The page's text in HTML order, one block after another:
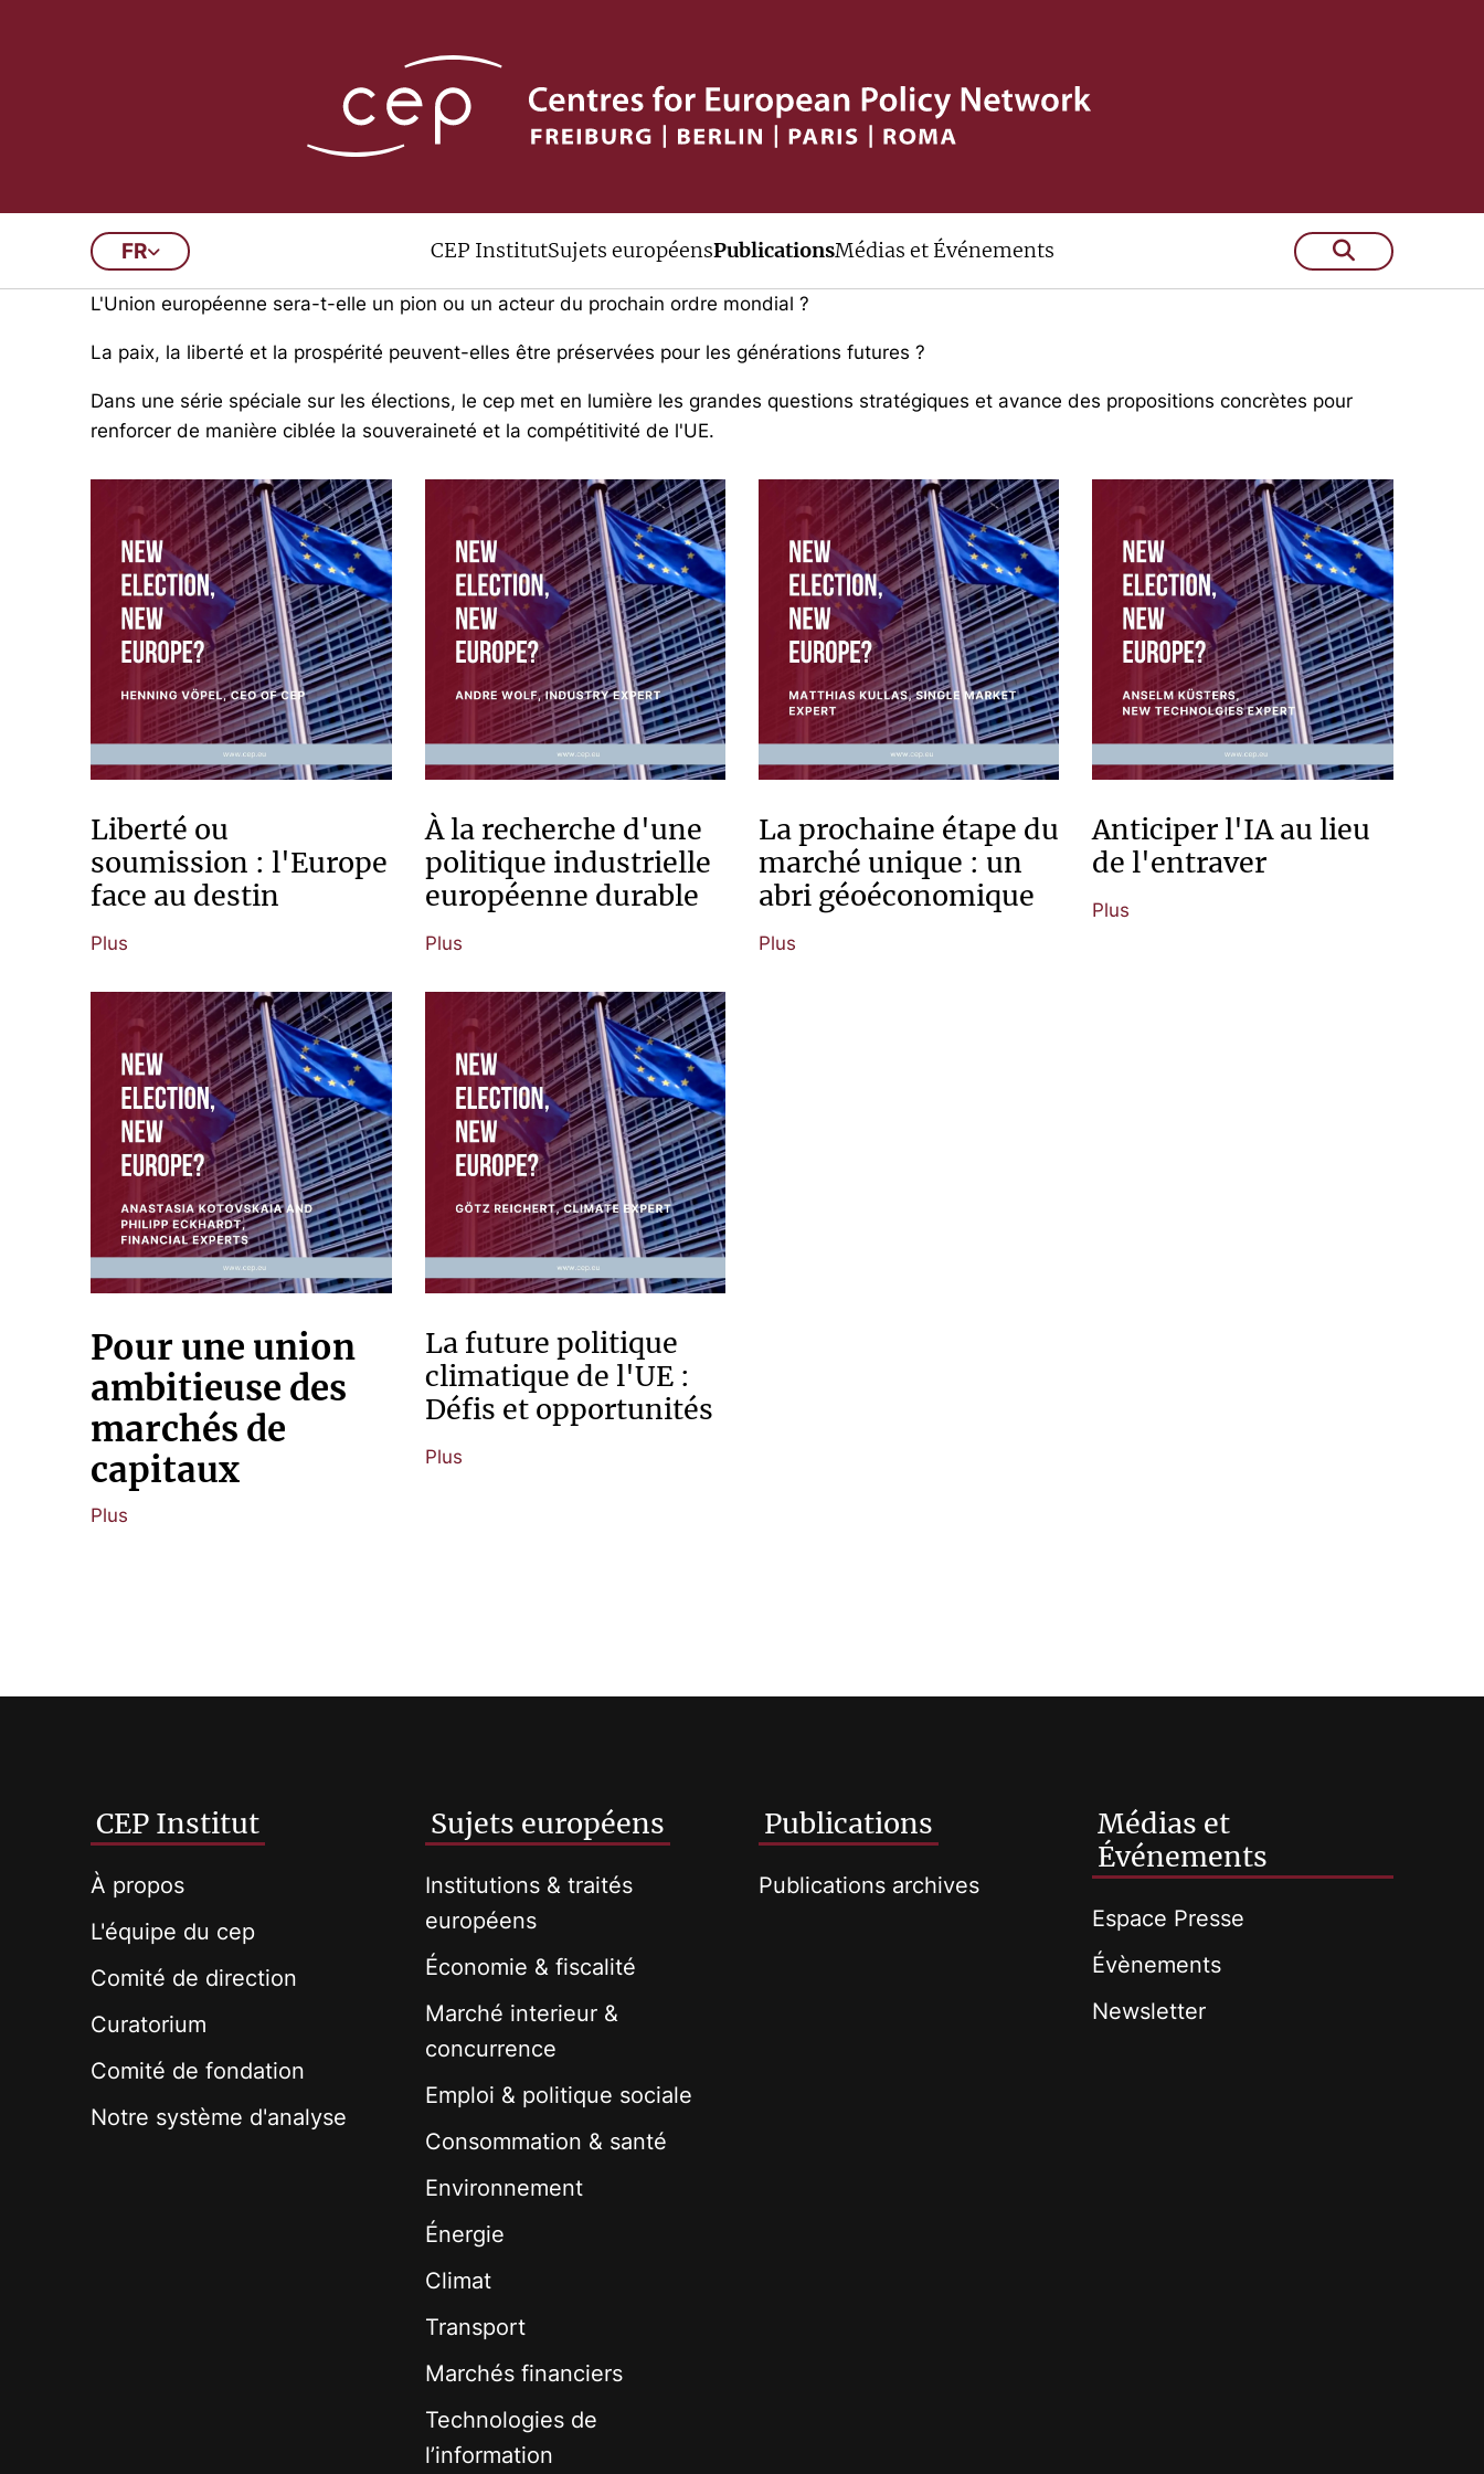
FR CEP InstitutSujets européensPublicationsMédias et Événements
New Elections, New Europe?
Les élections européennes se déroulent dans un contexte de profonds bouleversements géopolitiques et technologiques.
L'Union européenne sera-t-elle un pion ou un acteur du prochain ordre mondial ?
La paix, la liberté et la prospérité peuvent-elles être préservées pour les générations futures ?
Dans une série spéciale sur les élections, le cep met en lumière les grandes questions stratégiques et avance des propositions concrètes pour
renforcer de manière ciblée la souveraineté et la compétitivité de l'UE.
Liberté ou
soumission : l'Europe
face au destin
Plus
Pour une union
ambitieuse des
marchés de
capitaux
Plus
À la recherche d'une
politique industrielle
européenne durable
Plus
La future politique
climatique de l'UE :
Défis et opportunités
Plus
La prochaine étape du
marché unique : un
abri géoéconomique
Plus
Anticiper l'IA au lieu
de l'entraver
Plus
CEP Institut
À propos
L'équipe du cep
Comité de direction
Curatorium
Comité de fondation
Notre système d'analyse
Sujets européens
Institutions & traités
européens
Économie & fiscalité
Marché interieur &
concurrence
Emploi & politique sociale
Consommation & santé
Environnement
Énergie
Climat
Transport
Marchés financiers
Technologies de
l’information
Publications
Publications archives
Médias et
Événements
Espace Presse
Évènements
Newsletter